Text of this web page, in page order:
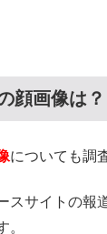
顔画像は？
についても調
サイトの報
。